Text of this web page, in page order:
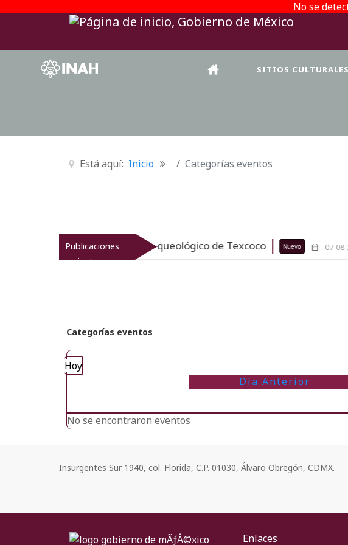
No se
SITIOS CULTURALES
Está aquí: Inicio Categorías eventos
Publicaciones
recientes
revitaliza el patrimonio arqueológico de Texcoco Nuevo 07-08-26
Categorías eventos
Hoy
Día Anterior
No se encontraron eventos
Insurgentes Sur 1940, col. Florida, C.P. 01030, Álvaro Obregón, CDMX.
Enlaces